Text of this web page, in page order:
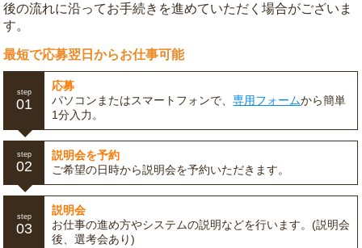
後の流れに沿ってお手続きを進めていただく場合がございま
す。
最短で応募翌日からお仕事可能
step
01
応募
パソコンまたはスマートフォンで、専用フォームから簡単
1分入力。
step
02
説明会を予約
ご希望の日時から説明会を予約いただきます。
step
03
説明会
お仕事の進め方やシステムの説明などを行います。(説明会
後、選考会あり)